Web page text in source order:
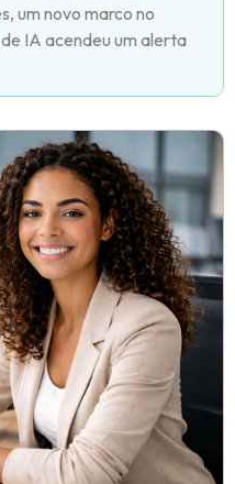
um novo marco no
IA acendeu um alerta